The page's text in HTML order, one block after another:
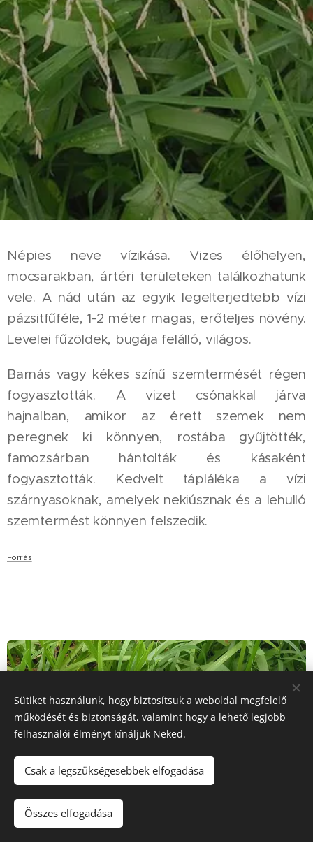
Népies neve vízikása. Vizes élőhelyen,
mocsarakban, ártéri területeken találkozhatunk
vele. A nád után az egyik legelterjedtebb vízi
pázsitfűféle, 1-2 méter magas, erőteljes növény.
Levelei fűzöldek, bugája felálló, világos.
Barnás vagy kékes színű szemtermését régen
fogyasztották. A vizet csónakkal járva
hajnalban, amikor az érett szemek nem
peregnek ki könnyen, rostába gyűjtötték,
famozsárban hántolták és kásaként
fogyasztották. Kedvelt tápláléka a vízi
szárnyasoknak, amelyek nekiúsznak és a lehulló
szemtermést könnyen felszedik.
Forrás
Sütiket használunk, hogy biztosítsuk a weboldal megfelelő
működését és biztonságát, valamint hogy a lehető legjobb
felhasználói élményt kínáljuk Neked.
Csak a legszükségesebbek elfogadása
Összes elfogadása